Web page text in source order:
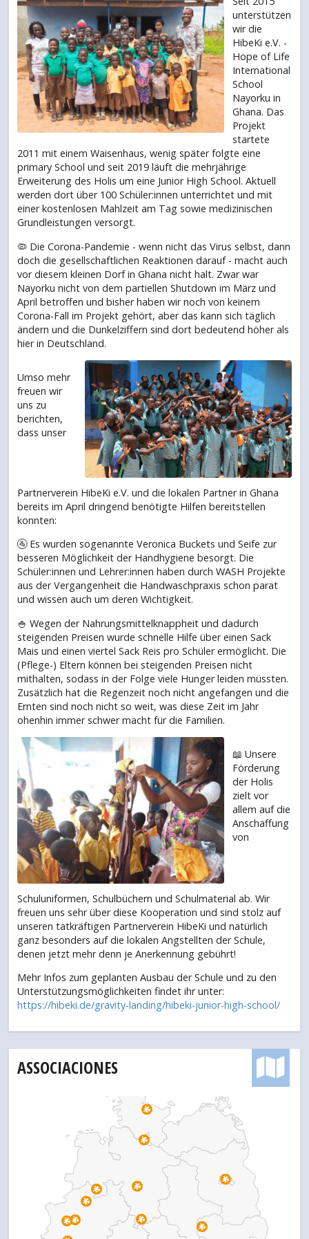
unterstützen
wir die
HibeKi e.V. -
Hope of Life
International
School
Nayorku in
Ghana. Das
Projekt
startete
2011 mit einem Waisenhaus, wenig später folgte eine
primary School und seit 2019 läuft die mehrjährige
Erweiterung des Holis um eine Junior High School. Aktuell
werden dort über 100 Schüler:innen unterrichtet und mit
einer kostenlosen Mahlzeit am Tag sowie medizinischen
Grundleistungen versorgt.
🦠 Die Corona-Pandemie - wenn nicht das Virus selbst, dann
doch die gesellschaftlichen Reaktionen darauf - macht auch
vor diesem kleinen Dorf in Ghana nicht halt. Zwar war
Nayorku nicht von dem partiellen Shutdown im März und
April betroffen und bisher haben wir noch von keinem
Corona-Fall im Projekt gehört, aber das kann sich täglich
ändern und die Dunkelziffern sind dort bedeutend höher als
hier in Deutschland.
Umso mehr
freuen wir
uns zu
berichten,
dass unser
Partnerverein HibeKi e.V. und die lokalen Partner in Ghana
bereits im April dringend benötigte Hilfen bereitstellen
konnten:
🚰 Es wurden sogenannte Veronica Buckets und Seife zur
besseren Möglichkeit der Handhygiene besorgt. Die
Schüler:innen und Lehrer:innen haben durch WASH Projekte
aus der Vergangenheit die Handwaschpraxis schon parat
und wissen auch um deren Wichtigkeit.
🍚 Wegen der Nahrungsmittelknappheit und dadurch
steigenden Preisen wurde schnelle Hilfe über einen Sack
Mais und einen viertel Sack Reis pro Schüler ermöglicht. Die
(Pflege-) Eltern können bei steigenden Preisen nicht
mithalten, sodass in der Folge viele Hunger leiden müssten.
Zusätzlich hat die Regenzeit noch nicht angefangen und die
Ernten sind noch nicht so weit, was diese Zeit im Jahr
ohenhin immer schwer macht für die Familien.
📖 Unsere
Förderung
der Holis
zielt vor
allem auf die
Anschaffung
von
Schuluniformen, Schulbüchern und Schulmaterial ab. Wir
freuen uns sehr über diese Kooperation und sind stolz auf
unseren tatkräftigen Partnerverein HibeKi und natürlich
ganz besonders auf die lokalen Angstellten der Schule,
denen jetzt mehr denn je Anerkennung gebührt!
Mehr Infos zum geplanten Ausbau der Schule und zu den
Unterstützungsmöglichkeiten findet ihr unter:
https://hibeki.de/gravity-landing/hibeki-junior-high-school/
ASSOCIACIONES